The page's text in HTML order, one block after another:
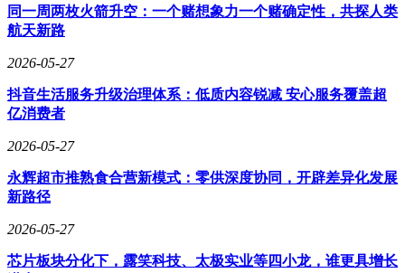
机构民调显示，42%的受访者对网络图片的真实性产生怀疑，
即便来自权威媒体。
同一周两枚火箭升空：一个赌想象力一个赌确定性，共探人类
航天新路
2026-05-27
抖音生活服务升级治理体系：低质内容锐减 安心服务覆盖超
亿消费者
2026-05-27
永辉超市推熟食合营新模式：零供深度协同，开辟差异化发展
新路径
2026-05-27
芯片板块分化下，露笑科技、太极实业等四小龙，谁更具增长